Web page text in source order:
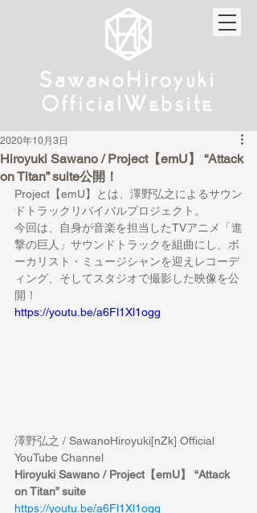
Sa wanoHiroyuki
Official W ebsite
Sa wanoHiroyuki
Official W ebsite
Hiroyuki Sawano / Project【emU】 “Attack
on Titan” suite公開！
2020年10月3日
Project【emU】とは、澤野弘之によるサウン
ドトラックリバイバルプロジェクト。
今回は、自身が音楽を担当したTVアニメ「進
撃の巨人」サウンドトラックを組曲にし、ボ
ーカリスト・ミュージシャンを迎えレコーデ
ィング、そしてスタジオで撮影した映像を公
開！
https://youtu.be/a6Fl1Xl1ogg
澤野弘之 / SawanoHiroyuki[nZk] Official
YouTube Channel
Hiroyuki Sawano / Project【emU】 “Attack
on Titan” suite
https://youtu.be/a6Fl1Xl1ogg